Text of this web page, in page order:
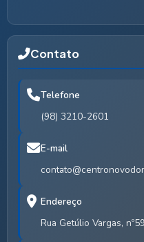
Contato
Telefone
(98) 3210-2601
E-mail
Endereço
Rua Getúlio Vargas,